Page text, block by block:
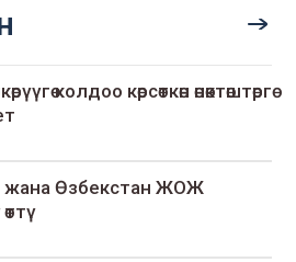
колдоо көрсөткөн өнөктөштөргө
жана Өзбекстан ЖОЖ